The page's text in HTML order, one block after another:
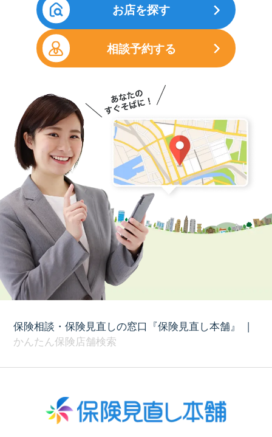
お店を探す
相談予約する
保険相談・保険見直しの窓口『保険見直し本舗』
|
かんたん保険店舗検索